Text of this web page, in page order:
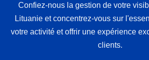
Confiez-nous la gestion de votre
Lituanie et concentrez-vous sur
votre activité et offrir une expérience
clients.